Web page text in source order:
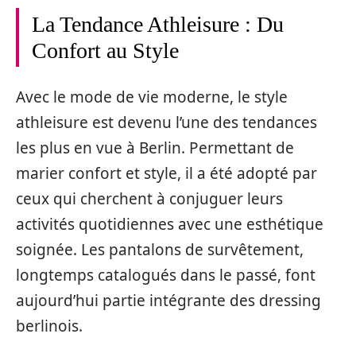
La Tendance Athleisure : Du
Confort au Style
Avec le mode de vie moderne, le style
athleisure est devenu l’une des tendances
les plus en vue à Berlin. Permettant de
marier confort et style, il a été adopté par
ceux qui cherchent à conjuguer leurs
activités quotidiennes avec une esthétique
soignée. Les pantalons de survêtement,
longtemps catalogués dans le passé, font
aujourd’hui partie intégrante des dressing
berlinois.